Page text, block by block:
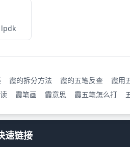
lpdk
霞的拆分方法 霞的五笔反查 霞用
霞笔画 霞意思 霞五笔怎么打
速链接